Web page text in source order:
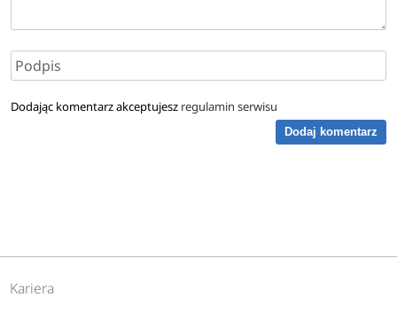
Dodając komentarz akceptujesz regulamin serwisu
Dodaj komentarz
Kariera